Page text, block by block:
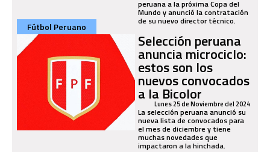
peruana a la próxima Copa del
Mundo y anunció la contratación
de su nuevo director técnico.
Fútbol Peruano
Selección peruana
anuncia microciclo:
estos son los
nuevos convocados
a la Bicolor
Lunes 25 de Noviembre del 2024
La selección peruana anunció su
nueva lista de convocados para
el mes de diciembre y tiene
muchas novedades que
impactaron a la hinchada.